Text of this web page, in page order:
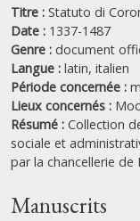
Titre : Statuto di
Date : 1337-1487
Genre : document
Langue : latin, italien
Période concernée :
Lieux concernés :
Résumé : Collection
sociale et
par la chancellerie de
Manuscrits